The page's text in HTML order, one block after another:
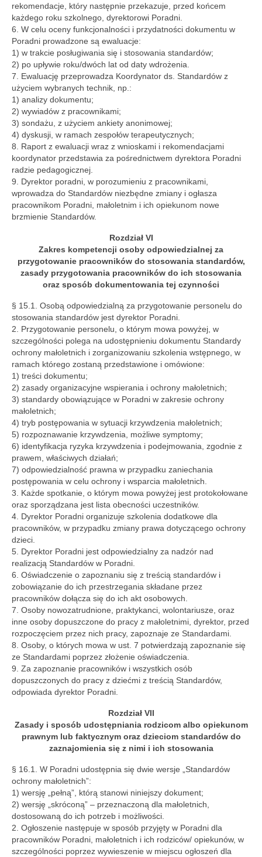
rekomendacje, który następnie przekazuje, przed końcem
każdego roku szkolnego, dyrektorowi Poradni.
6. W celu oceny funkcjonalności i przydatności dokumentu w
Poradni prowadzone są ewaluacje:
1) w trakcie posługiwania się i stosowania standardów;
2) po upływie roku/dwóch lat od daty wdrożenia.
7. Ewaluację przeprowadza Koordynator ds. Standardów z
użyciem wybranych technik, np.:
1) analizy dokumentu;
2) wywiadów z pracownikami;
3) sondażu, z użyciem ankiety anonimowej;
4) dyskusji, w ramach zespołów terapeutycznych;
8. Raport z ewaluacji wraz z wnioskami i rekomendacjami
koordynator przedstawia za pośrednictwem dyrektora Poradni
radzie pedagogicznej.
9. Dyrektor poradni, w porozumieniu z pracownikami,
wprowadza do Standardów niezbędne zmiany i ogłasza
pracownikom Poradni, małoletnim i ich opiekunom nowe
brzmienie Standardów.
Rozdział VI
Zakres kompetencji osoby odpowiedzialnej za
przygotowanie pracowników do stosowania standardów,
zasady przygotowania pracowników do ich stosowania
oraz sposób dokumentowania tej czynności
§ 15.1. Osobą odpowiedzialną za przygotowanie personelu do
stosowania standardów jest dyrektor Poradni.
2. Przygotowanie personelu, o którym mowa powyżej, w
szczególności polega na udostępnieniu dokumentu Standardy
ochrony małoletnich i zorganizowaniu szkolenia wstępnego, w
ramach którego zostaną przedstawione i omówione:
1) treści dokumentu;
2) zasady organizacyjne wspierania i ochrony małoletnich;
3) standardy obowiązujące w Poradni w zakresie ochrony
małoletnich;
4) tryb postępowania w sytuacji krzywdzenia małoletnich;
5) rozpoznawanie krzywdzenia, możliwe symptomy;
6) identyfikacja ryzyka krzywdzenia i podejmowania, zgodnie z
prawem, właściwych działań;
7) odpowiedzialność prawna w przypadku zaniechania
postępowania w celu ochrony i wsparcia małoletnich.
3. Każde spotkanie, o którym mowa powyżej jest protokołowane
oraz sporządzana jest lista obecności uczestników.
4. Dyrektor Poradni organizuje szkolenia dodatkowe dla
pracowników, w przypadku zmiany prawa dotyczącego ochrony
dzieci.
5. Dyrektor Poradni jest odpowiedzialny za nadzór nad
realizacją Standardów w Poradni.
6. Oświadczenie o zapoznaniu się z treścią standardów i
zobowiązanie do ich przestrzegania składane przez
pracowników dołącza się do ich akt osobowych.
7. Osoby nowozatrudnione, praktykanci, wolontariusze, oraz
inne osoby dopuszczone do pracy z małoletnimi, dyrektor, przed
rozpoczęciem przez nich pracy, zapoznaje ze Standardami.
8. Osoby, o których mowa w ust. 7 potwierdzają zapoznanie się
ze Standardami poprzez złożenie oświadczenia.
9. Za zapoznanie pracowników i wszystkich osób
dopuszczonych do pracy z dziećmi z treścią Standardów,
odpowiada dyrektor Poradni.
Rozdział VII
Zasady i sposób udostępniania rodzicom albo opiekunom
prawnym lub faktycznym oraz dzieciom standardów do
zaznajomienia się z nimi i ich stosowania
§ 16.1. W Poradni udostępnia się dwie wersje „Standardów
ochrony małoletnich”:
1) wersję „pełną”, którą stanowi niniejszy dokument;
2) wersję „skróconą” – przeznaczoną dla małoletnich,
dostosowaną do ich potrzeb i możliwości.
2. Ogłoszenie następuje w sposób przyjęty w Poradni dla
pracowników Poradni, małoletnich i ich rodziców/ opiekunów, w
szczególności poprzez wywieszenie w miejscu ogłoszeń dla